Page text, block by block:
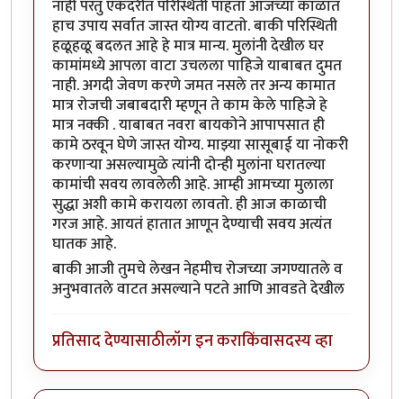
नाही परंतु एकंदरीत परिस्थिती पाहता आजच्या काळात
हाच उपाय सर्वात जास्त योग्य वाटतो. बाकी परिस्थिती
हळूहळू बदलत आहे हे मात्र मान्य. मुलांनी देखील घर
कामांमध्ये आपला वाटा उचलला पाहिजे याबाबत दुमत
नाही. अगदी जेवण करणे जमत नसले तर अन्य कामात
मात्र रोजची जबाबदारी म्हणून ते काम केले पाहिजे हे
मात्र नक्की . याबाबत नवरा बायकोने आपापसात ही
कामे ठरवून घेणे जास्त योग्य. माझ्या सासूबाई या नोकरी
करणाऱ्या असल्यामुळे त्यांनी दोन्ही मुलांना घरातल्या
कामांची सवय लावलेली आहे. आम्ही आमच्या मुलाला
सुद्धा अशी कामे करायला लावतो. ही आज काळाची
गरज आहे. आयतं हातात आणून देण्याची सवय अत्यंत
घातक आहे.
बाकी आजी तुमचे लेखन नेहमीच रोजच्या जगण्यातले व
अनुभवातले वाटत असल्याने पटते आणि आवडते देखील
प्रतिसाद देण्यासाठीलॉग इन कराकिंवासदस्य व्हा